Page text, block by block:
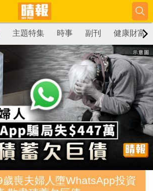
主題特集 時事 副刊 健康財富
喪夫婦人墮WhatsApp投資